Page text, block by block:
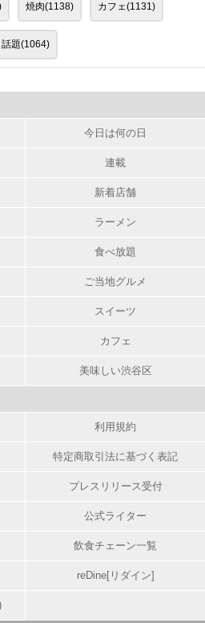
焼肉(1138) カフェ(1131)
題(1064)
今日は何の日
連載
新着店舗
ラーメン
食べ放題
ご当地グルメ
スイーツ
カフェ
美味しい渋谷区
利用規約
特定商取引法に基づく表記
プレスリリース受付
公式ライター
飲食チェーン一覧
reDine[リダイン]